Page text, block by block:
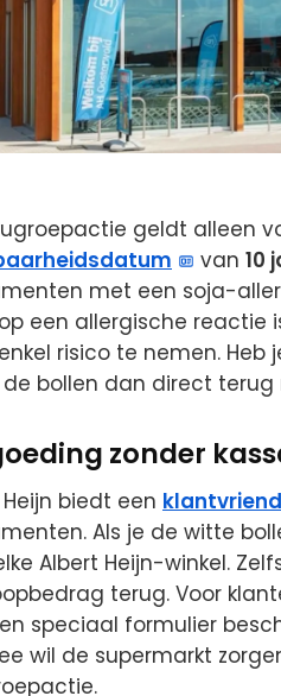
geldt alleen
van10
met een soja-
een allergische reactie
risico te nemen. Heb
de bollen dan direct terug
zonder
biedt een
Als je de witte
Albert Heijn-winkel.
terug. Voor
speciaal formulier
wil de supermarkt